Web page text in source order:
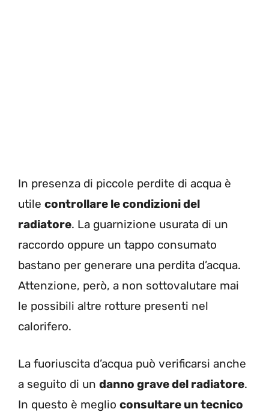
In presenza di piccole perdite di acqua è
utile controllare le condizioni del
radiatore. La guarnizione usurata di un
raccordo oppure un tappo consumato
bastano per generare una perdita d’acqua.
Attenzione, però, a non sottovalutare mai
le possibili altre rotture presenti nel
calorifero.
La fuoriuscita d’acqua può verificarsi anche
a seguito di un danno grave del radiatore.
In questo è meglio consultare un tecnico